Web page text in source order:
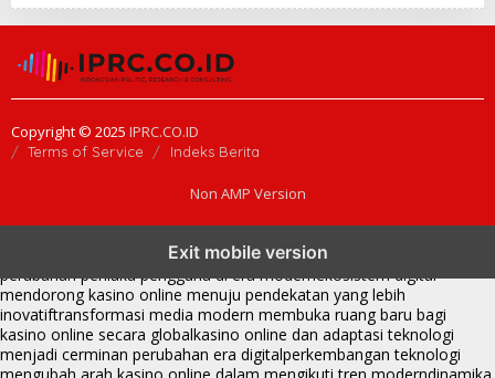
Copyright © 2025 IPRC.CO.ID
Terms of Service Indeks Berita
Non AMP Version
Exit mobile version
perkembangan kasino online mencerminkan
perubahan perilaku pengguna di era modernekosistem digital
mendorong kasino online menuju pendekatan yang lebih
inovatiftransformasi media modern membuka ruang baru bagi
kasino online secara globalkasino online dan adaptasi teknologi
menjadi cerminan perubahan era digitalperkembangan teknologi